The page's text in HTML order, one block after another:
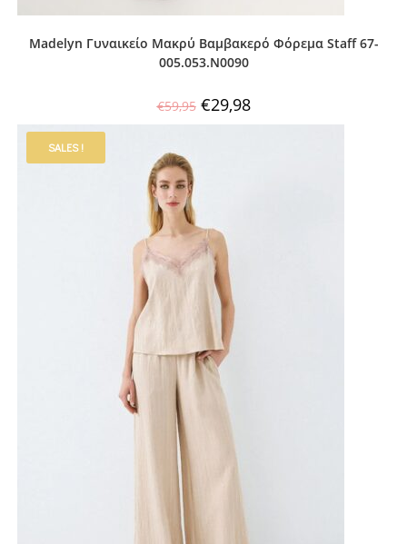
Madelyn Γυναικείο Μακρύ Βαμβακερό Φόρεμα Staff 67-
005.053.Ν0090
€59,95 €29,98
SALES !